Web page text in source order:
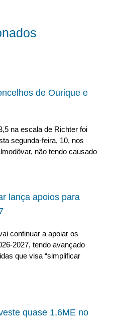
de Ourique e
na escala de Richter foi
segunda-feira, 10, nos
não tendo causado
lança apoios para
continuar a apoiar os
2027, tendo avançado
que visa “simplificar
quase 1,6ME no